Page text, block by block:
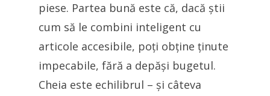
piese. Partea bună este că, dacă știi
cum să le combini inteligent cu
articole accesibile, poți obține ținute
impecabile, fără a depăși bugetul.
Cheia este echilibrul – și câteva